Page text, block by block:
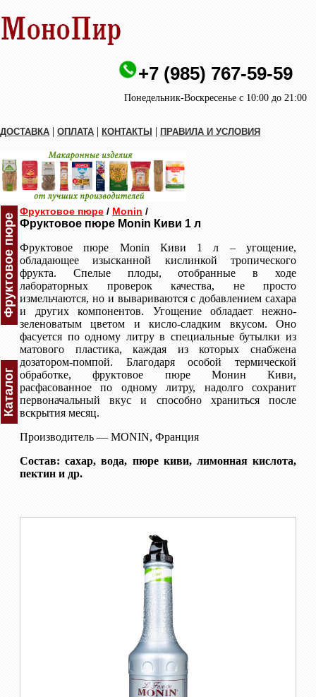
+7 (985) 767-59-59
Понедельник-Воскресенье с 10:00 до 21:00
ДОСТАВКА | ОПЛАТА | КОНТАКТЫ | ПРАВИЛА И УСЛОВИЯ
Фруктовое пюре
Каталог
Фруктовое пюре / Monin /
Фруктовое пюре Monin Киви 1 л
Фруктовое пюре Monin Киви 1 л – угощение,
обладающее изысканной кислинкой тропического
фрукта. Спелые плоды, отобранные в ходе
лабораторных проверок качества, не просто
измельчаются, но и вывариваются с добавлением сахара
и других компонентов. Угощение обладает нежно-
зеленоватым цветом и кисло-сладким вкусом. Оно
фасуется по одному литру в специальные бутылки из
матового пластика, каждая из которых снабжена
дозатором-помпой. Благодаря особой термической
обработке, фруктовое пюре Монин Киви,
расфасованное по одному литру, надолго сохранит
первоначальный вкус и способно храниться после
вскрытия месяц.
Производитель — MONIN, Франция
Состав: сахар, вода, пюре киви, лимонная кислота,
пектин и др.